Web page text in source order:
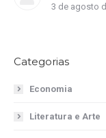
3 de agosto
Categorias
Economia
Literatura e Arte